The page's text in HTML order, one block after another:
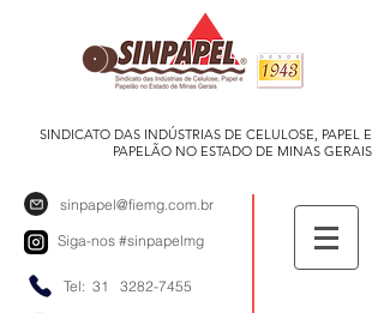
SINDICATO DAS INDÚSTRIAS DE CELULOSE, PAPEL E
PAPELÃO NO ESTADO DE MINAS GERAIS
sinpapel@fiemg.com.br
Siga-nos #sinpapelmg
Tel: 31 3282-7455